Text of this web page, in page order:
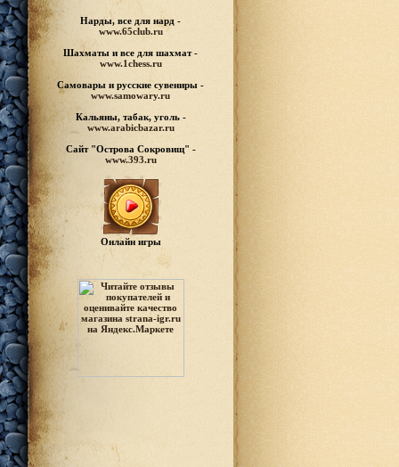
Нарды, все для нард -
www.65club.ru
Шахматы и все для шахмат -
www.1chess.ru
Самовары и русскиесувениры -
www.samowary.ru
Кальяны, табак, уголь -
www.arabicbazar.ru
Сайт "Острова Сокровищ" -
www.393.ru
Онлайн игры